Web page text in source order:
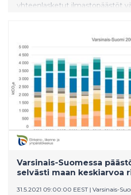
yhteenlasketut ilmastopäästöt
tieliikenteen ja maatalouden
Varsinais-Suomessa
selvästi maan keskiarvoa
31.5.2021 09:00:00 EEST | Varsinais-